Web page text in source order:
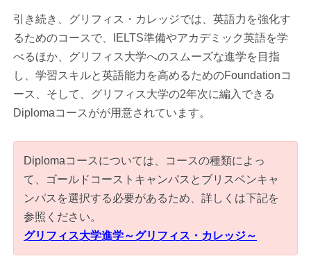
引き続き、グリフィス・カレッジでは、英語力を強化す
るためのコースで、IELTS準備やアカデミック英語を学
べるほか、グリフィス大学へのスムーズな進学を目指
し、学習スキルと英語能力を高めるためのFoundationコ
ース、そして、グリフィス大学の2年次に編入できる
Diplomaコースがが用意されています。
Diplomaコースについては、コースの種類によっ
て、ゴールドコーストキャンパスとブリスベンキャ
ンパスを選択する必要があるため、詳しくは下記を
参照ください。
グリフィス大学進学～グリフィス・カレッジ～